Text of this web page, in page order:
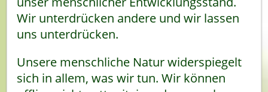
Wir unterdrücken andere und wir lassen
uns unterdrücken.
Unsere menschliche Natur widerspiegelt
sich in allem, was wir tun. Wir können